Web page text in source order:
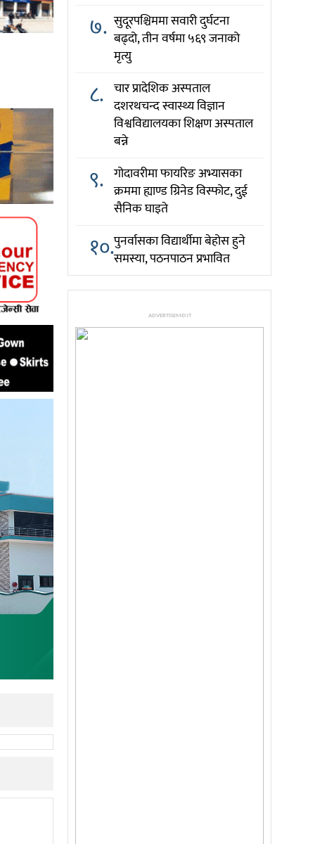
७. सुदूरपश्चिममा सवारी दुर्घटना
बढ्दो, तीन वर्षमा ५६९ जनाको
मृत्यु
८. चार प्रादेशिक अस्पताल
दशरथचन्द स्वास्थ्य विज्ञान
विश्वविद्यालयका शिक्षण अस्पताल
बन्ने
९. गोदावरीमा फायरिङ अभ्यासका
क्रममा ह्याण्ड ग्रिनेड विस्फोट, दुई
सैनिक घाइते
१०.पुनर्वासका विद्यार्थीमा बेहोस हुने
समस्या, पठनपाठन प्रभावित
ADVERTISEMENT